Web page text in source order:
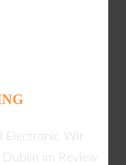
Electronic Wir
im Review